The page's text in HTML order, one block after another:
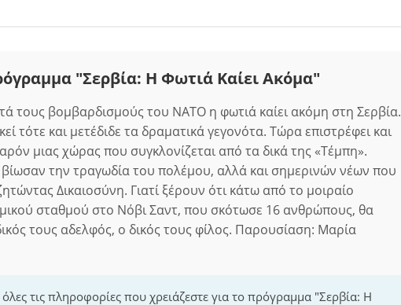
"Σερβία: Η Φωτιά Καίει Ακόμα"
τους βομβαρδισμούς του ΝΑΤΟ η φωτιά καίει ακόμη στη Σερβία.
τότε και μετέδιδε τα δραματικά γεγονότα. Τώρα επιστρέφει και
μιας χώρας που συγκλονίζεται από τα δικά της «Τέμπη».
την τραγωδία του πολέμου, αλλά και σημερινών νέων που
Δικαιοσύνη. Γιατί ξέρουν ότι κάτω από το μοιραίο
σταθμού στο Νόβι Σαντ, που σκότωσε 16 ανθρώπους, θα
τους αδελφός, ο δικός τους φίλος. Παρουσίαση: Μαρία
τις πληροφορίες που χρειάζεστε για το πρόγραμμα "Σερβία: Η